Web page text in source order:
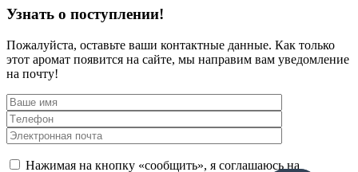
Узнать о поступлении!
Пожалуйста, оставьте ваши контактные данные. Как только
этот аромат появится на сайте, мы направим вам уведомление
на почту!
Нажимая на кнопку «сообщить», я соглашаюсь на